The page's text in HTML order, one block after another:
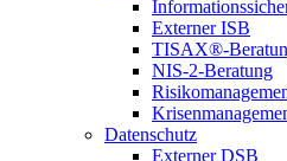
Externer ISB
TISAX®-
NIS-2-Beratung
Datenschutz
Externer DSB